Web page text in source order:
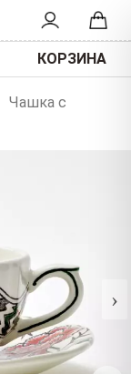
КОРЗИНА
Чашка с
›